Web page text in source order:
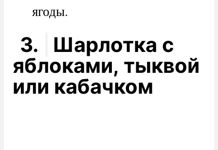
ягоды.
3.
Шарлотка с
яблоками, тыквой
или кабачком